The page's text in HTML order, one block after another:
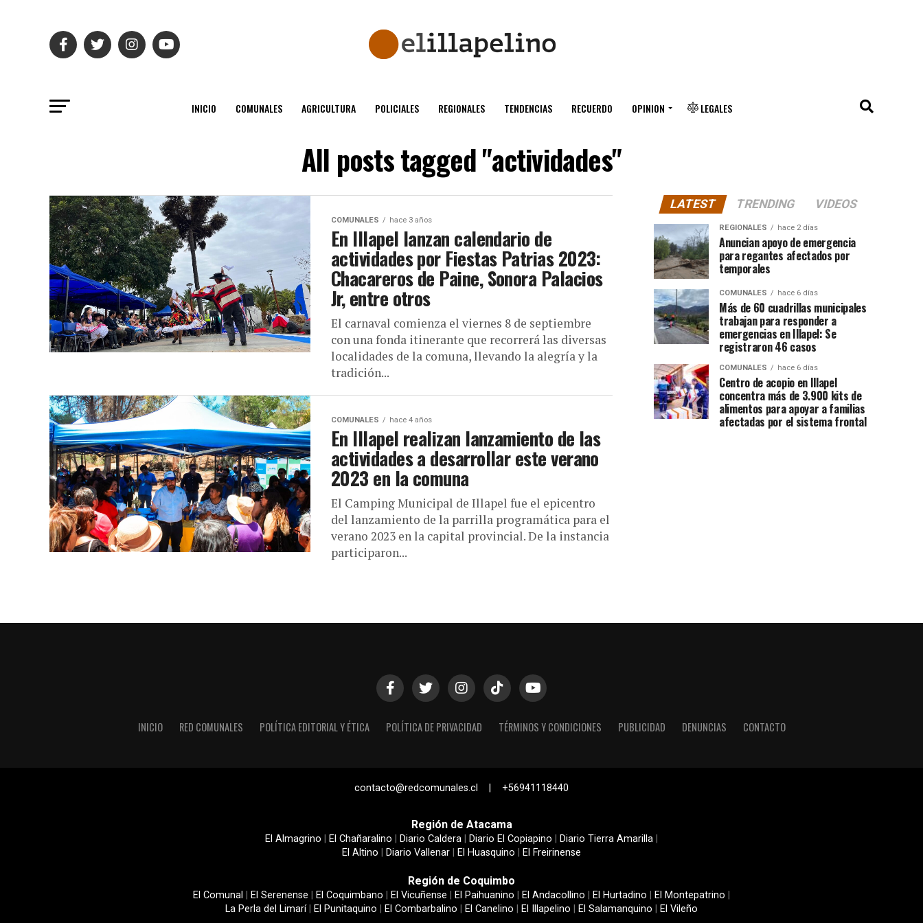
INICIO COMUNALES AGRICULTURA POLICIALES REGIONALES TENDENCIAS RECUERDO OPINION LEGALES
All posts tagged "actividades"
COMUNALES hace 3 años
En Illapel lanzan calendario de
actividades por Fiestas Patrias 2023:
Chacareros de Paine, Sonora Palacios
Jr, entre otros
El carnaval comienza el viernes 8 de septiembre
con una fonda itinerante que recorrerá las diversas
localidades de la comuna, llevando la alegría y la
tradición...
COMUNALES hace 4 años
En Illapel realizan lanzamiento de las
actividades a desarrollar este verano
2023 en la comuna
El Camping Municipal de Illapel fue el epicentro
del lanzamiento de la parrilla programática para el
verano 2023 en la capital provincial. De la instancia
participaron...
LATEST TRENDING VIDEOS
REGIONALES hace 2 días
Anuncian apoyo de emergencia
para regantes afectados por
temporales
COMUNALES hace 6 días
Más de 60 cuadrillas municipales
trabajan para responder a
emergencias en Illapel: Se
registraron 46 casos
COMUNALES hace 6 días
Centro de acopio en Illapel
concentra más de 3.900 kits de
alimentos para apoyar a familias
afectadas por el sistema frontal
INICIO RED COMUNALES POLÍTICA EDITORIAL Y ÉTICA POLÍTICA DE PRIVACIDAD TÉRMINOS Y CONDICIONES PUBLICIDAD DENUNCIAS CONTACTO
contacto@redcomunales.cl | +56941118440
Región de Atacama
El Almagrino El Chañaralino Diario Caldera Diario El Copiapino Diario Tierra Amarilla
El Altino
Diario Vallenar El Huasquino El Freirinense
Región de Coquimbo
El Comunal El Serenense El Coquimbano El Vicuñense El Paihuanino El Andacollino El Hurtadino El Montepatrino
La Perla del Limarí| El Punitaquino El Combarbalino El Canelino El Illapelino El Salamanquino El Vileño